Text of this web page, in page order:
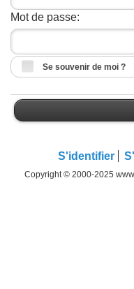
Mot de passe:
Se souvenir de moi ?
S'identifier
Copyright © 2000-2025